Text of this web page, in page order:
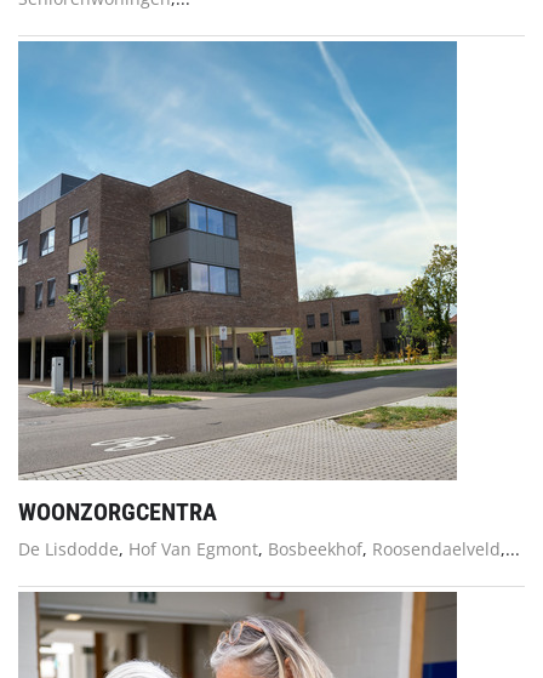
WOONZORGCENTRA
De Lisdodde, Hof Van Egmont, Bosbeekhof, Roosendaelveld,...